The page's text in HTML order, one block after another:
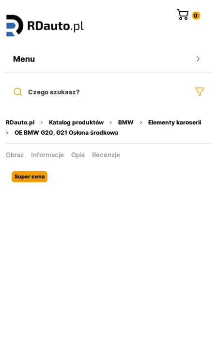
Menu
Czego szukasz?
RDauto.pl Katalog produktów BMW
Elementy karoserii
OE BMW G20, G21 Osłona środkowa
Obraz Informacje Opis Recenzje
Super cena